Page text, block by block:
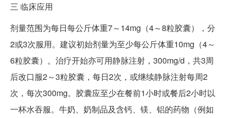
三 临床应用
剂量范围为每日每公斤体重7～14mg（4～8粒胶囊），分
2或3次服用。建议初始剂量为至少每公斤体重10mg（4～
6粒胶囊）。治疗开始亦可用静脉注射，300mg/d，共3周
后改口服2～3粒胶囊，每日2次，或继续静脉注射每周2
次，每次300mg。胶囊应至少在餐前1小时或餐后2小时以
一杯水吞服。牛奶、奶制品及含钙、镁、铝的药物（例如